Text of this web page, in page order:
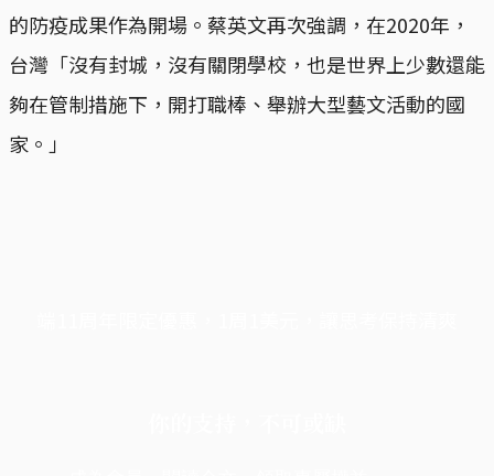
的防疫成果作為開場。蔡英文再次強調，在2020年，
台灣「沒有封城，沒有關閉學校，也是世界上少數還能
夠在管制措施下，開打職棒、舉辦大型藝文活動的國
家。」